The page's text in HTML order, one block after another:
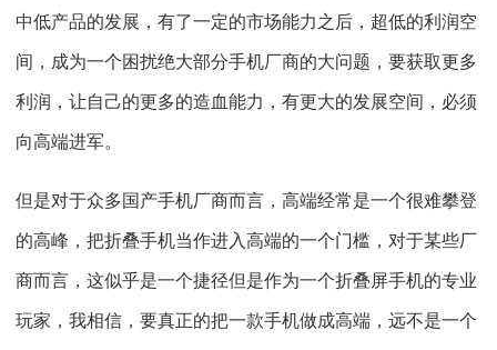
中低产品的发展，有了一定的市场能力之后，超低的利润空
间，成为一个困扰绝大部分手机厂商的大问题，要获取更多
利润，让自己的更多的造血能力，有更大的发展空间，必须
向高端进军。
但是对于众多国产手机厂商而言，高端经常是一个很难攀登
的高峰，把折叠手机当作进入高端的一个门槛，对于某些厂
商而言，这似乎是一个捷径但是作为一个折叠屏手机的专业
玩家，我相信，要真正的把一款手机做成高端，远不是一个